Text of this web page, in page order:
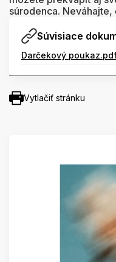
súrodenca. Neváhajte,
Súvisiace
Darčekový
Vytlačiť stránku